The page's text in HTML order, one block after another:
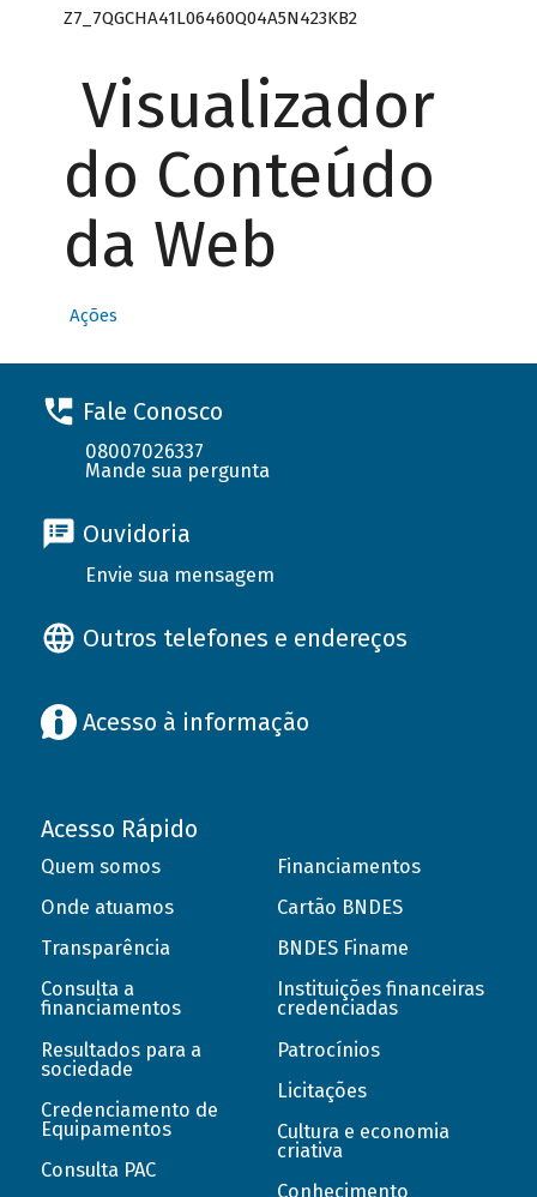
Z7_7QGCHA41L06460Q04A5N423KB2
Visualizador
do Conteúdo
da Web
Ações
Fale Conosco
08007026337
Mande sua pergunta
Ouvidoria
Envie sua mensagem
Outros telefones e endereços
Acesso à informação
Acesso Rápido
Quem somos
Onde atuamos
Transparência
Consulta a
financiamentos
Resultados para a
sociedade
Credenciamento de
Equipamentos
Consulta PAC
Financiamentos
Cartão BNDES
BNDES Finame
Instituições financeiras
credenciadas
Patrocínios
Licitações
Cultura e economia
criativa
Conhecimento